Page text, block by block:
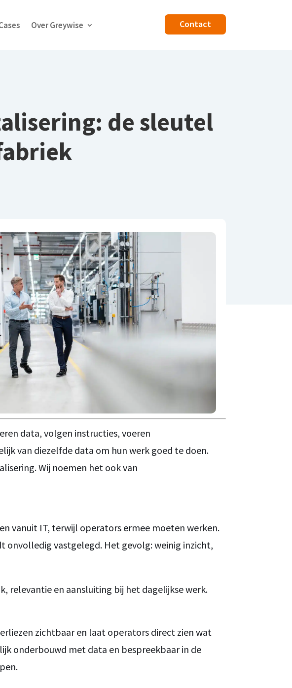
Over Greywise Contact
de sleutel
data, volgen instructies, voeren
van diezelfde data om hun werk goed te doen.
Wij noemen het ook van
vanuit IT, terwijl operators ermee moeten werken.
onvolledig vastgelegd. Het gevolg: weinig inzicht,
relevantie en aansluiting bij het dagelijkse werk.
zichtbaar en laat operators direct zien wat
onderbouwd met data en bespreekbaar in de